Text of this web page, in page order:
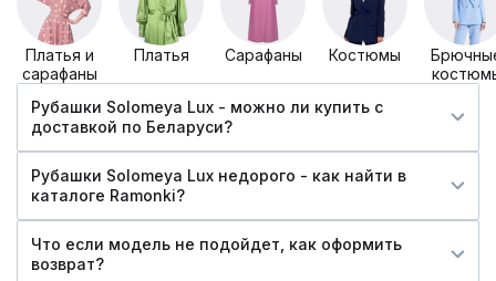
Платья и
сарафаны
Платья Сарафаны Костюмы
Рубашки Solomeya Lux - можно ли купить c
доставкой по Беларуси?
Рубашки Solomeya Lux недорого - как найти в
каталоге Ramonki?
Что если модель не подойдет, как оформить
возврат?